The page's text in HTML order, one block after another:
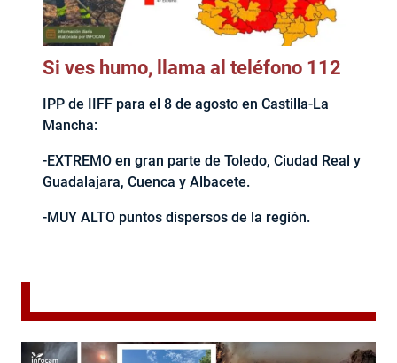
Si ves humo, llama al teléfono 112
IPP de IIFF para el 8 de agosto en Castilla-La
Mancha:
-EXTREMO en gran parte de Toledo, Ciudad Real y
Guadalajara, Cuenca y Albacete.
-MUY ALTO puntos dispersos de la región.